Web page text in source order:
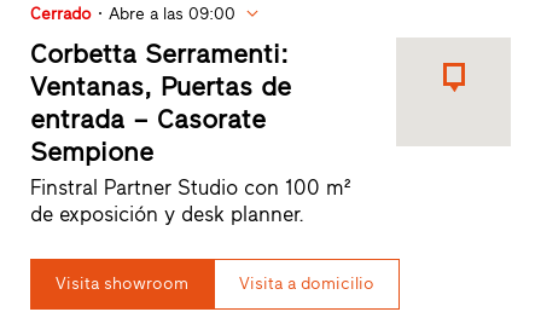
de
entrada
Acristalamientos
nueva
para
Arquitectos
Programa
Finstral
Partner
Búsqueda
de
distribuidores
Enlaces
directos
Cerrado Abre a las 09:00
Corbetta Serramenti:
Ventanas, Puertas de
entrada – Casorate
Sempione
Finstral Partner Studio con 100 m²
de exposición y desk planner.
Visita showroom Visita a domicilio